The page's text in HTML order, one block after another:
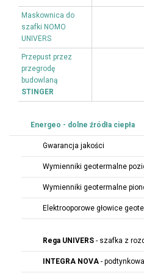
Maskownica do
szafki NOMO
UNIVERS
Przepust przez
przegrodę
budowlaną
STINGER
Energeo - dolne źródła ciepła
Gwarancja jakości
Wymienniki geotermalne
Wymienniki geotermalne
Elektrooporowe głowice
Rega UNIVERS - szafka z
INTEGRA NOVA -